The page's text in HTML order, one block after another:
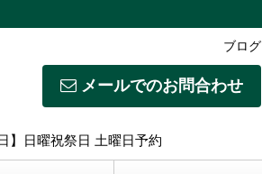
ブログ
メールでのお問合わせ
】日曜祝祭日 土曜日予約